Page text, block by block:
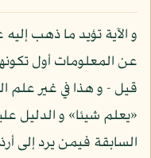
و الآية تؤيد ما ذهب
عن المعلومات أول
قيل - و هذا في غير علم
«يعلم شيئا» و الدليل
السابقة فيمن يرد إلى